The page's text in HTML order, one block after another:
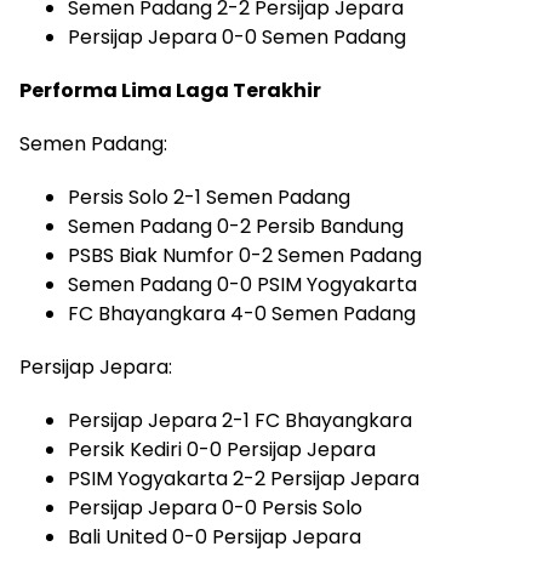
Semen Padang 2-2 Persijap Jepara
Persijap Jepara 0-0 Semen Padang
Performa Lima Laga Terakhir
Semen Padang:
Persis Solo 2-1 Semen Padang
Semen Padang 0-2 Persib Bandung
PSBS Biak Numfor 0-2 Semen Padang
Semen Padang 0-0 PSIM Yogyakarta
FC Bhayangkara 4-0 Semen Padang
Persijap Jepara:
Persijap Jepara 2-1 FC Bhayangkara
Persik Kediri 0-0 Persijap Jepara
PSIM Yogyakarta 2-2 Persijap Jepara
Persijap Jepara 0-0 Persis Solo
Bali United 0-0 Persijap Jepara